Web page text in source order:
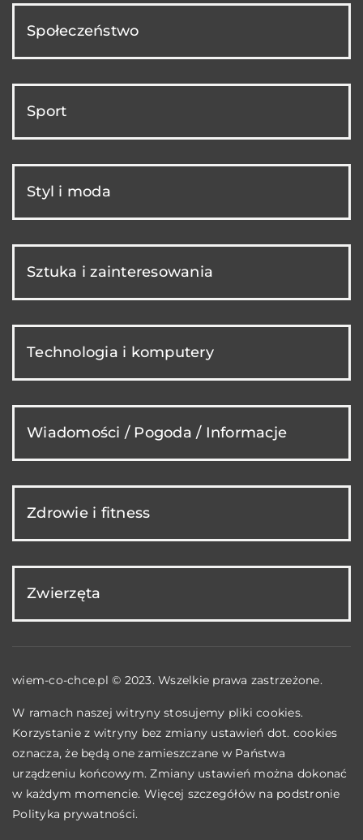
Społeczeństwo
Sport
Styl i moda
Sztuka i zainteresowania
Technologia i komputery
Wiadomości / Pogoda / Informacje
Zdrowie i fitness
Zwierzęta
wiem-co-chce.pl © 2023. Wszelkie prawa zastrzeżone.
W ramach naszej witryny stosujemy pliki cookies.
Korzystanie z witryny bez zmiany ustawień dot. cookies
oznacza, że będą one zamieszczane w Państwa
urządzeniu końcowym. Zmiany ustawień można dokonać
w każdym momencie. Więcej szczegółów na podstronie
Polityka prywatności.